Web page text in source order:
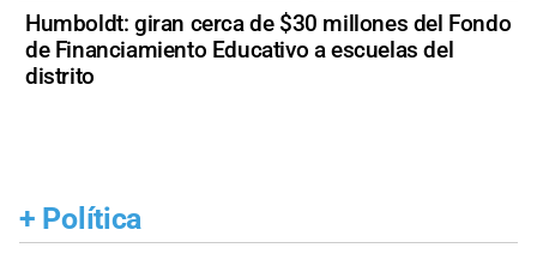
Humboldt: giran cerca de $30 millones del Fondo
de Financiamiento Educativo a escuelas del
distrito
+ Política